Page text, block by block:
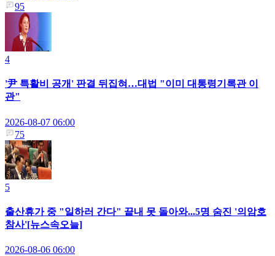
95
4
'尹 특활비 공개' 판결 뒤집혀…대법 "이미 대통령기록관 이
관"
2026-08-07 06:00
75
5
출산휴가 중 "일하러 간다" 끝내 못 돌아와...5명 숨진 '의암호
참사'[뉴스속오늘]
2026-08-06 06:00